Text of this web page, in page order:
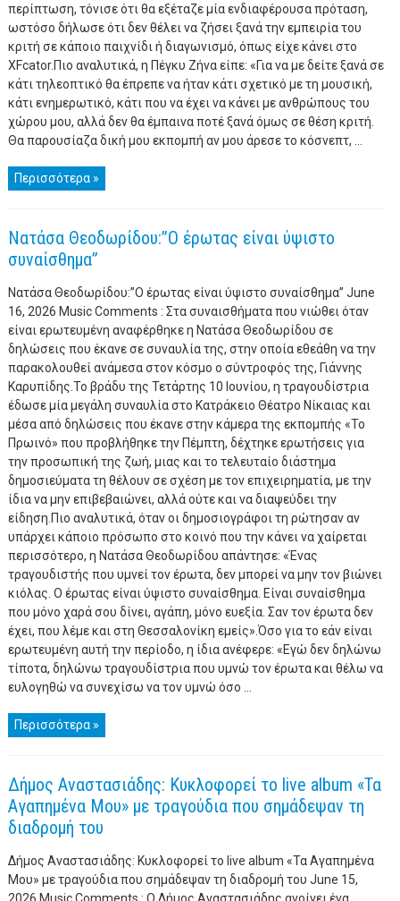
περίπτωση, τόνισε ότι θα εξέταζε μία ενδιαφέρουσα πρόταση,
ωστόσο δήλωσε ότι δεν θέλει να ζήσει ξανά την εμπειρία του
κριτή σε κάποιο παιχνίδι ή διαγωνισμό, όπως είχε κάνει στο
XFcator.Πιο αναλυτικά, η Πέγκυ Ζήνα είπε: «Για να με δείτε ξανά σε
κάτι τηλεοπτικό θα έπρεπε να ήταν κάτι σχετικό με τη μουσική,
κάτι ενημερωτικό, κάτι που να έχει να κάνει με ανθρώπους του
χώρου μου, αλλά δεν θα έμπαινα ποτέ ξανά όμως σε θέση κριτή.
Θα παρουσίαζα δική μου εκπομπή αν μου άρεσε το κόσνεπτ, ...
Περισσότερα »
Νατάσα Θεοδωρίδου:”Ο έρωτας είναι ύψιστο
συναίσθημα”
Νατάσα Θεοδωρίδου:”Ο έρωτας είναι ύψιστο συναίσθημα” June
16, 2026 Music Comments : Στα συναισθήματα που νιώθει όταν
είναι ερωτευμένη αναφέρθηκε η Νατάσα Θεοδωρίδου σε
δηλώσεις που έκανε σε συναυλία της, στην οποία εθεάθη να την
παρακολουθεί ανάμεσα στον κόσμο ο σύντροφός της, Γιάννης
Καρυπίδης.Το βράδυ της Τετάρτης 10 Ιουνίου, η τραγουδίστρια
έδωσε μία μεγάλη συναυλία στο Κατράκειο Θέατρο Νίκαιας και
μέσα από δηλώσεις που έκανε στην κάμερα της εκπομπής «To
Πρωινό» που προβλήθηκε την Πέμπτη, δέχτηκε ερωτήσεις για
την προσωπική της ζωή, μιας και το τελευταίο διάστημα
δημοσιεύματα τη θέλουν σε σχέση με τον επιχειρηματία, με την
ίδια να μην επιβεβαιώνει, αλλά ούτε και να διαψεύδει την
είδηση.Πιο αναλυτικά, όταν οι δημοσιογράφοι τη ρώτησαν αν
υπάρχει κάποιο πρόσωπο στο κοινό που την κάνει να χαίρεται
περισσότερο, η Νατάσα Θεοδωρίδου απάντησε: «Ένας
τραγουδιστής που υμνεί τον έρωτα, δεν μπορεί να μην τον βιώνει
κιόλας. Ο έρωτας είναι ύψιστο συναίσθημα. Είναι συναίσθημα
που μόνο χαρά σου δίνει, αγάπη, μόνο ευεξία. Σαν τον έρωτα δεν
έχει, που λέμε και στη Θεσσαλονίκη εμείς».Όσο για το εάν είναι
ερωτευμένη αυτή την περίοδο, η ίδια ανέφερε: «Εγώ δεν δηλώνω
τίποτα, δηλώνω τραγουδίστρια που υμνώ τον έρωτα και θέλω να
ευλογηθώ να συνεχίσω να τον υμνώ όσο ...
Περισσότερα »
Δήμος Αναστασιάδης: Κυκλοφορεί το live album «Τα
Αγαπημένα Μου» με τραγούδια που σημάδεψαν τη
διαδρομή του
Δήμος Αναστασιάδης: Κυκλοφορεί το live album «Τα Αγαπημένα
Μου» με τραγούδια που σημάδεψαν τη διαδρομή του June 15,